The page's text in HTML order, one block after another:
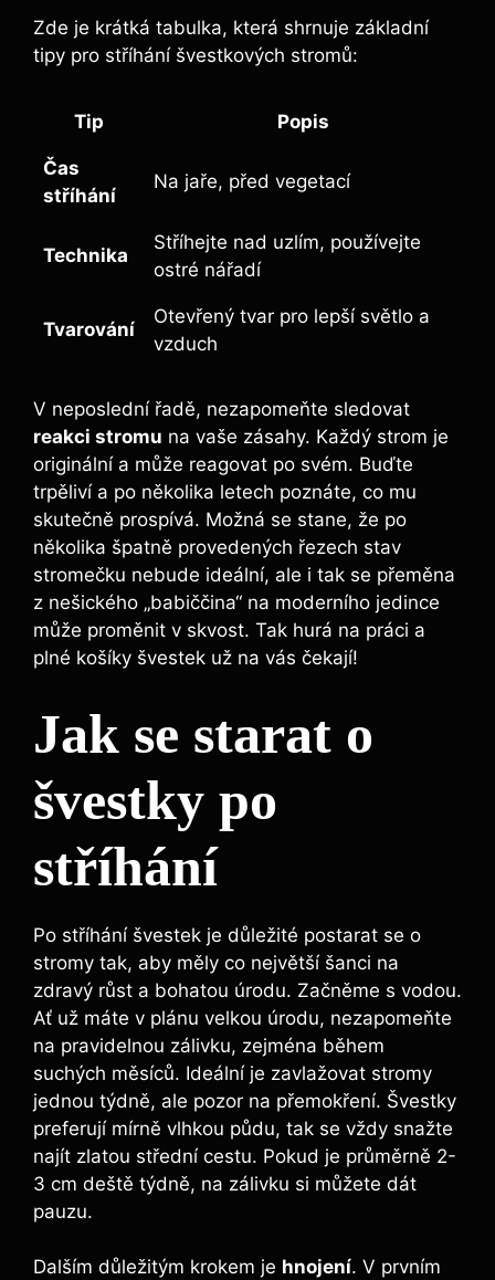
Zde je krátká tabulka, která shrnuje základní
tipy pro stříhání švestkových stromů:
Tip Popis
Čas
stříhání
Na jaře, před vegetací
Technika
Stříhejte nad uzlím, používejte
ostré nářadí
Tvarování
Otevřený tvar pro lepší světlo a
vzduch
V neposlední řadě, nezapomeňte sledovat
reakci stromu na vaše zásahy. Každý strom je
originální a může reagovat po svém. Buďte
trpěliví a po několika letech poznáte, co mu
skutečně prospívá. Možná se stane, že po
několika špatně provedených řezech stav
stromečku nebude ideální, ale i tak se přeměna
z nešického „babiččina“ na moderního jedince
může proměnit v skvost. Tak hurá na práci a
plné košíky švestek už na vás čekají!
Jak se starat o
švestky po
stříhání
Po stříhání švestek je důležité postarat se o
stromy tak, aby měly co největší šanci na
zdravý růst a bohatou úrodu. Začněme s vodou.
Ať už máte v plánu velkou úrodu, nezapomeňte
na pravidelnou zálivku, zejména během
suchých měsíců. Ideální je zavlažovat stromy
jednou týdně, ale pozor na přemokření. Švestky
preferují mírně vlhkou půdu, tak se vždy snažte
najít zlatou střední cestu. Pokud je průměrně 2-
3 cm deště týdně, na zálivku si můžete dát
pauzu.
Dalším důležitým krokem je hnojení. V prvním